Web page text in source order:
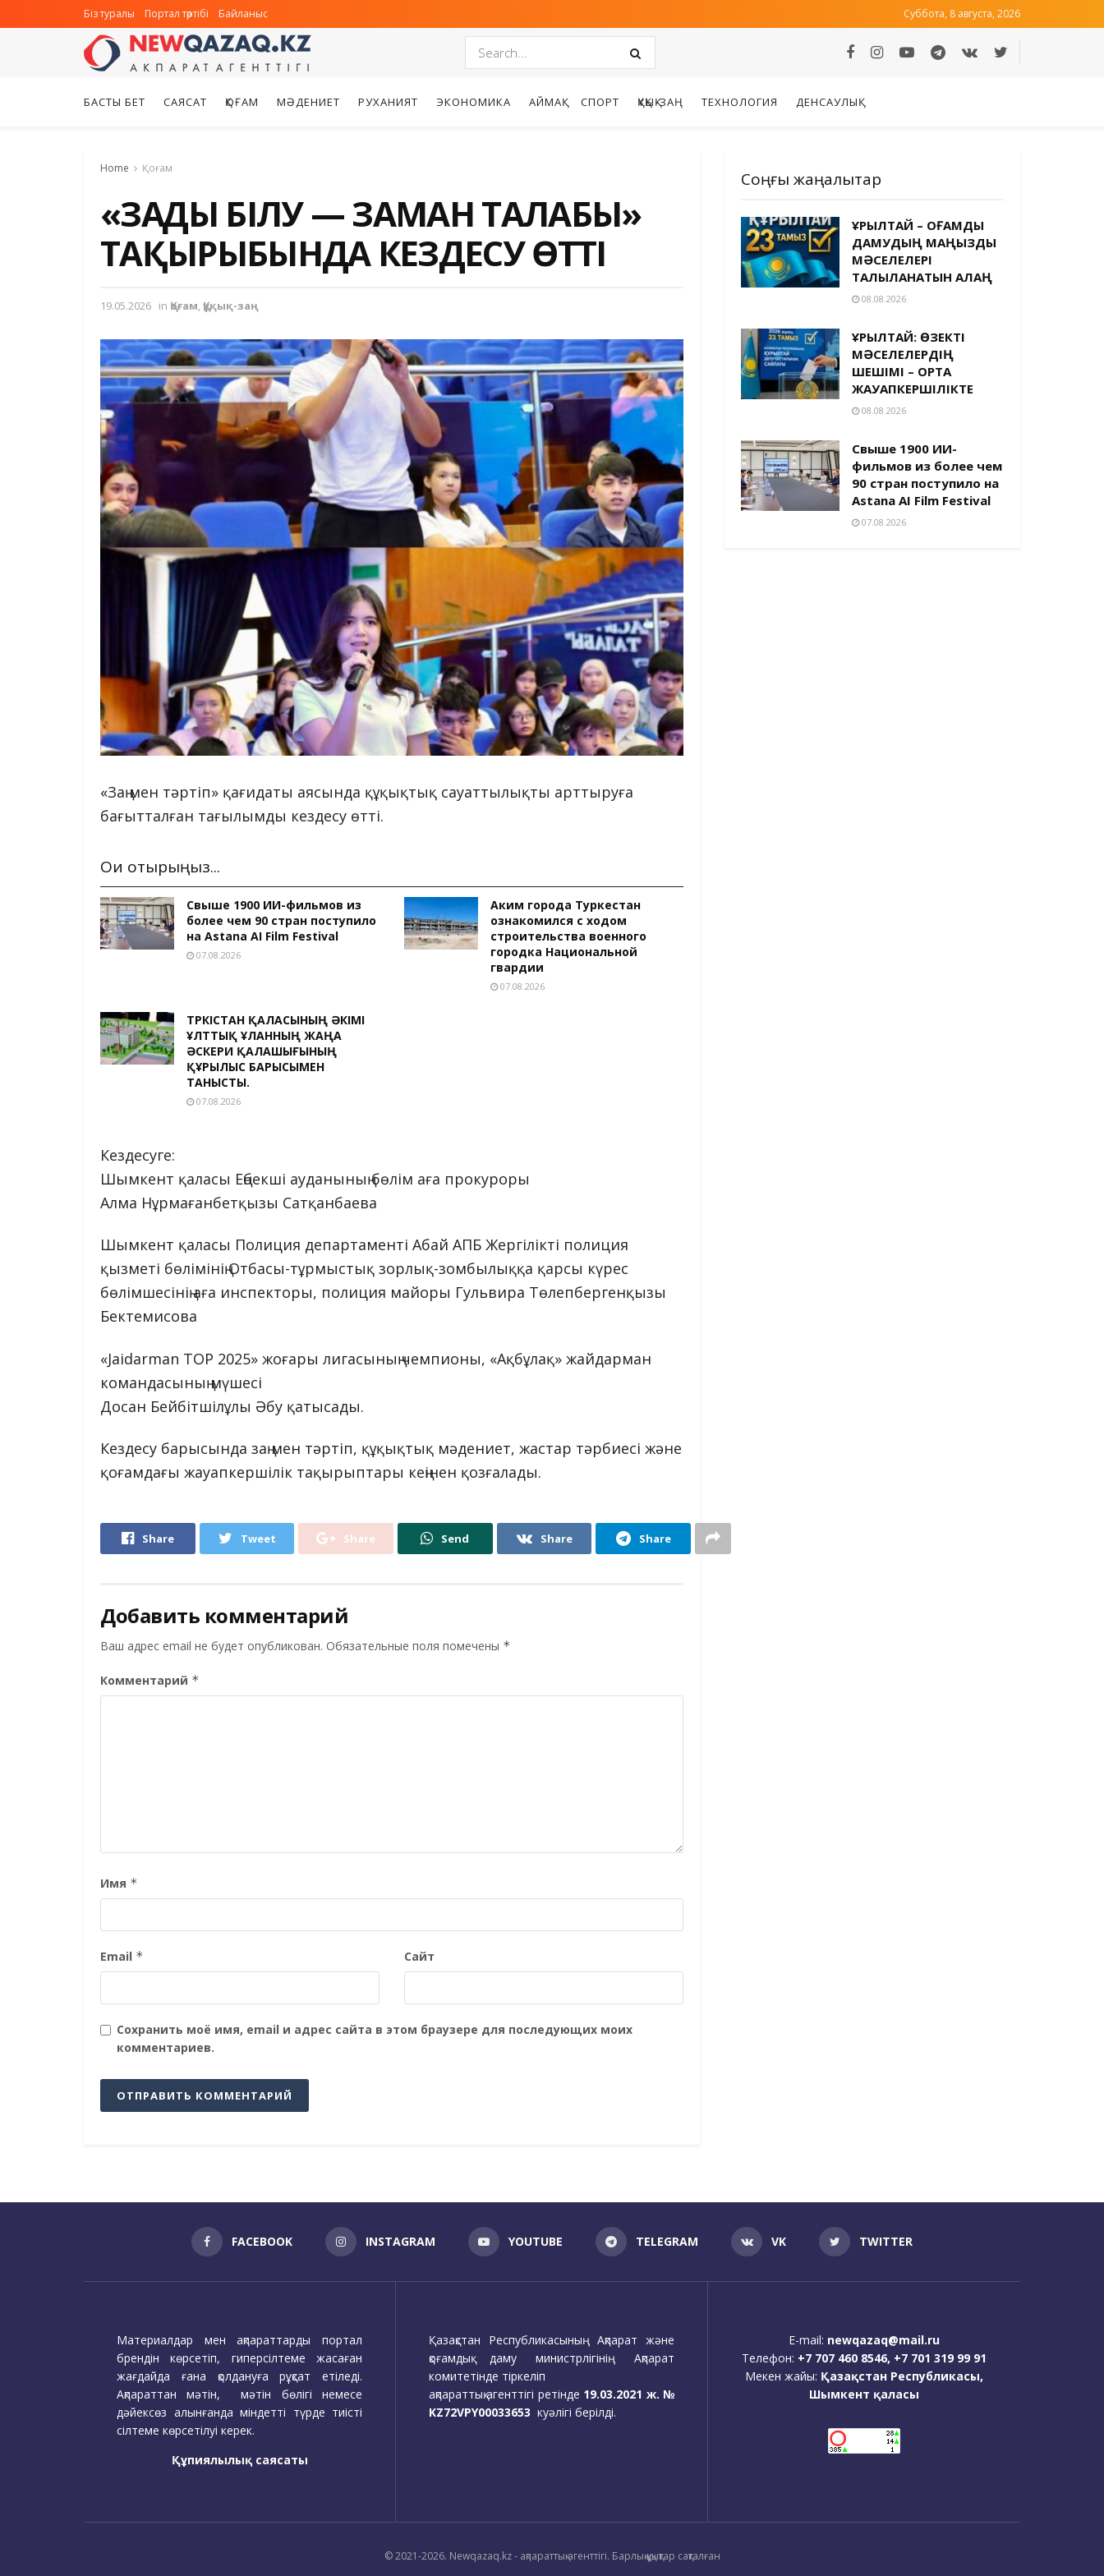
Біз туралы Портал тәртібі Байланыс Суббота, 8 августа, 2026
БАСТЫ БЕТ САЯСАТ ҚОҒАМ МӘДЕНИЕТ РУХАНИЯТ ЭКОНОМИКА АЙМАҚ СПОРТ ҚҰҚЫҚ-ЗАҢ ТЕХНОЛОГИЯ ДЕНСАУЛЫҚ
Home Қоғам
«ЗАҢДЫ БІЛУ — ЗАМАН ТАЛАБЫ»
ТАҚЫРЫБЫНДА КЕЗДЕСУ ӨТТІ
19.05.2026 in Қоғам,Құқық-заң
«Заң мен тәртіп» қағидаты аясында құқықтық сауаттылықты арттыруға
бағытталған тағылымды кездесу өтті.
Оқи отырыңыз...
Свыше 1900 ИИ-фильмов из
более чем 90 стран поступило
на Astana AI Film Festival
07.08.2026
Аким города Туркестан
ознакомился с ходом
строительства военного
городка Национальной
гвардии
07.08.2026
ТҮРКІСТАН ҚАЛАСЫНЫҢ ӘКІМІ
ҰЛТТЫҚ ҰЛАННЫҢ ЖАҢА
ӘСКЕРИ ҚАЛАШЫҒЫНЫҢ
ҚҰРЫЛЫС БАРЫСЫМЕН
ТАНЫСТЫ.
07.08.2026
Кездесуге:
Шымкент қаласы Еңбекші ауданының бөлім аға прокуроры
Алма Нұрмағанбетқызы Сатқанбаева
Шымкент қаласы Полиция департаменті Абай АПБ Жергілікті полиция
қызметі бөлімінің Отбасы-тұрмыстық зорлық-зомбылыққа қарсы күрес
бөлімшесінің аға инспекторы, полиция майоры Гульвира Төлепбергенқызы
Бектемисова
«Jaidarman TOP 2025» жоғары лигасының чемпионы, «Ақбұлақ» жайдарман
командасының мүшесі
Досан Бейбітшілұлы Әбу қатысады.
Кездесу барысында заң мен тәртіп, құқықтық мәдениет, жастар тәрбиесі және
қоғамдағы жауапкершілік тақырыптары кеңінен қозғалады.
Share Tweet Share Send Share Share
Добавить комментарий
Ваш адрес email не будет опубликован. Обязательные поля помечены *
Комментарий *
Имя *
Email * Сайт
Сохранить моё имя, email и адрес сайта в этом браузере для последующих моих
комментариев.
Соңғы жаңалықтар
ҚҰРЫЛТАЙ – ҚОҒАМДЫҚ
ДАМУДЫҢ МАҢЫЗДЫ
МӘСЕЛЕЛЕРІ
ТАЛҚЫЛАНАТЫН АЛАҢ
08.08.2026
ҚҰРЫЛТАЙ: ӨЗЕКТІ
МӘСЕЛЕЛЕРДІҢ
ШЕШІМІ – ОРТАҚ
ЖАУАПКЕРШІЛІКТЕ
08.08.2026
Свыше 1900 ИИ-
фильмов из более чем
90 стран поступило на
Astana AI Film Festival
07.08.2026
FACEBOOK INSTAGRAM YOUTUBE TELEGRAM VK TWITTER
Материалдар мен ақпараттарды портал
брендін көрсетіп, гиперсілтеме жасаған
жағдайда ғана қолдануға рұқсат етіледі.
Ақпараттан мәтін, мәтін бөлігі немесе
дәйексөз алынғанда міндетті түрде тиісті
сілтеме көрсетілуі керек.
Құпиялылық саясаты
Қазақстан Республикасының Ақпарат және
қоғамдық даму министрлігінің Ақпарат
комитетінде тіркеліп
ақпараттық агенттігі ретінде 19.03.2021 ж. №
KZ72VPY00033653 куәлігі берілді.
E-mail: newqazaq@mail.ru
Телефон: +7 707 460 8546, +7 701 319 99 91
Мекен жайы: Қазақстан Республикасы,
Шымкент қаласы
© 2021-2026. Newqazaq.kz - ақпараттық агенттігі. Барлық құқықтар сақталған